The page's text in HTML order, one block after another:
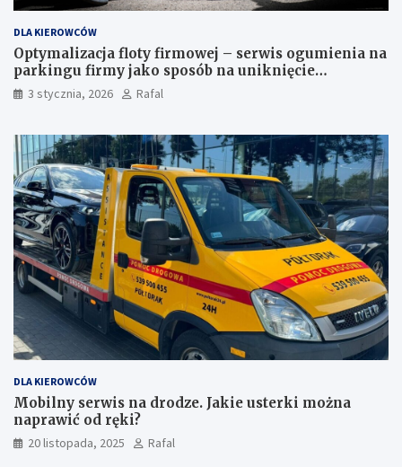
DLA KIEROWCÓW
Optymalizacja floty firmowej – serwis ogumienia na
parkingu firmy jako sposób na uniknięcie
przestojów
3 stycznia, 2026 Rafal
DLA KIEROWCÓW
Mobilny serwis na drodze. Jakie usterki można
naprawić od ręki?
20 listopada, 2025 Rafal